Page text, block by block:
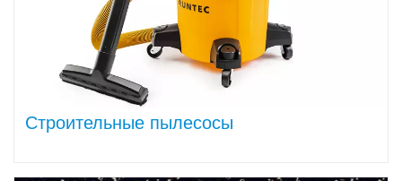
Строительные пылесосы